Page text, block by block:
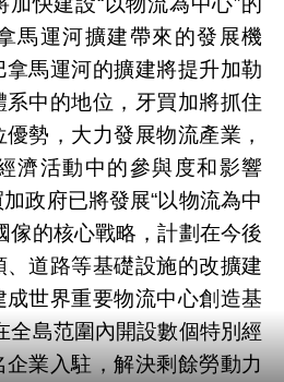
馬運河擴建帶來的發展機
馬運河的擴建將提升加勒
系中的地位，牙買加將抓住
勢，大力發展物流產業，
濟活動中的參與度和影響
政府已將發展“以物流為中
傢的核心戰略，計劃在今後
道路等基礎設施的改擴建
世界重要物流中心創造基
全島范圍內開設數個特別經
業入駐，解決剩餘勞動力